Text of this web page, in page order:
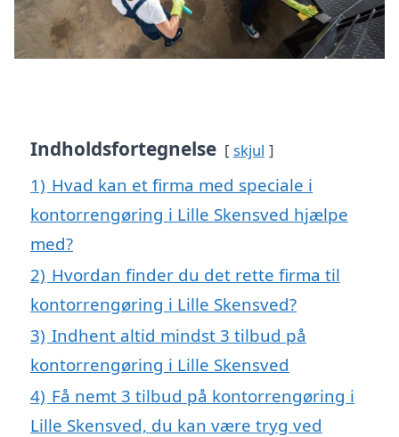
Indholdsfortegnelse skjul
1) Hvad kan et firma med speciale i
kontorrengøring i Lille Skensved hjælpe
med?
2) Hvordan finder du det rette firma til
kontorrengøring i Lille Skensved?
3) Indhent altid mindst 3 tilbud på
kontorrengøring i Lille Skensved
4) Få nemt 3 tilbud på kontorrengøring i
Lille Skensved, du kan være tryg ved